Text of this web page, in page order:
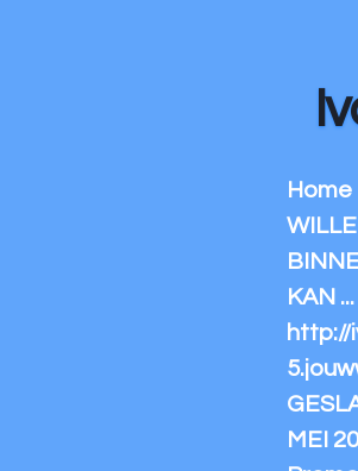
Home
KAN
http://
MEI